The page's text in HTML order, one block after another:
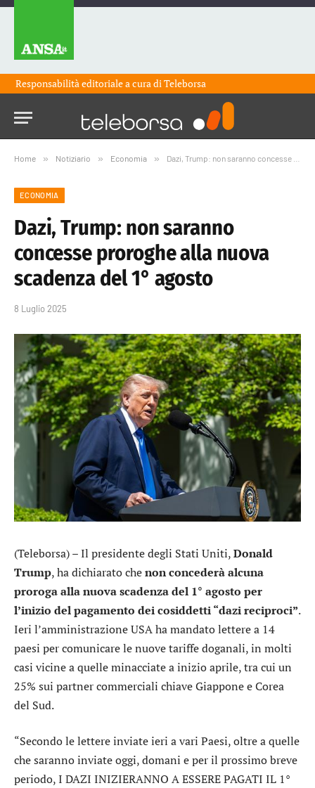
Responsabilità editoriale a cura diTeleborsa
Home » Notiziario » Economia » Dazi, Trump: non saranno concesse proroghe alla nuova scadenza del 1° agosto
ECONOMIA
Dazi, Trump: non saranno
concesse proroghe alla nuova
scadenza del 1° agosto
8 Luglio 2025
(Teleborsa) – Il presidente degli Stati Uniti,Donald
Trump, ha dichiarato chenon concederà alcuna
proroga alla nuova scadenza del 1° agosto per
l’inizio del pagamento dei cosiddetti “dazi reciproci”.
Ieri l’amministrazione USA ha mandato lettere a 14
paesi per comunicare le nuove tariffe doganali, in molti
casi vicine a quelle minacciate a inizio aprile, tra cui un
25% sui partner commerciali chiave Giappone e Corea
del Sud.
“Secondo le lettere inviate ieri a vari Paesi, oltre a quelle
che saranno inviate oggi, domani e per il prossimo breve
periodo, I DAZI INIZIERANNO A ESSERE PAGATI IL 1°